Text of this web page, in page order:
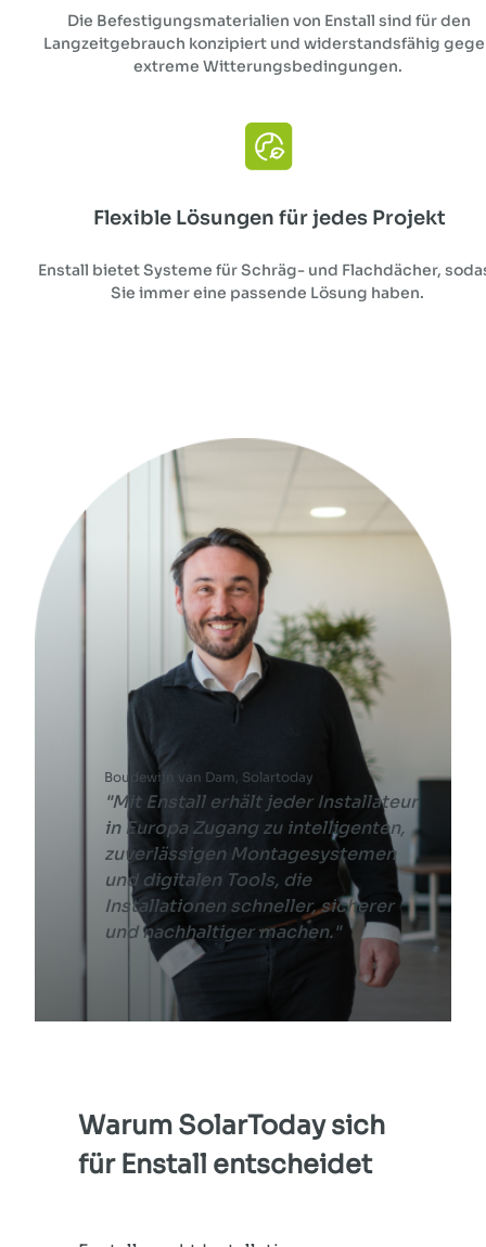
Die Befestigungsmaterialien von Enstall sind für den
Langzeitgebrauch konzipiert und widerstandsfähig
extreme Witterungsbedingungen.
Flexible Lösungen für jedes Projekt
Enstall bietet Systeme für Schräg- und Flachdächer,
Sie immer eine passende Lösung haben.
Boudewijn van Dam, Solartoday
"Mit Enstall erhält jeder Installateur
in Europa Zugang zu intelligenten,
zuverlässigen Montagesystemen
und digitalen Tools, die
Installationen schneller, sicherer
und nachhaltiger machen."
Warum SolarToday sich
für Enstall entscheidet